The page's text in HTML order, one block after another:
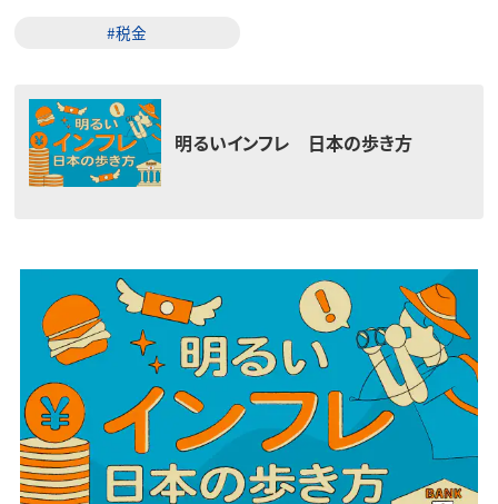
#税金
明るいインフレ 日本の歩き方